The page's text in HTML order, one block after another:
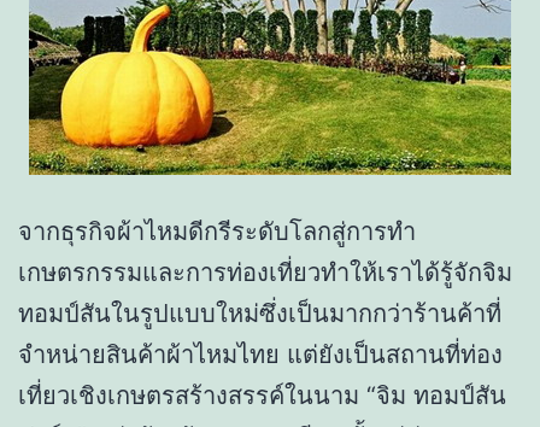
จากธุรกิจผ้าไหมดีกรีระดับโลกสู่การทำ
เกษตรกรรมและการท่องเที่ยวทำให้เราได้รู้จักจิม
ทอมป์สันในรูปแบบใหม่ซึ่งเป็นมากกว่าร้านค้าที่
จำหน่ายสินค้าผ้าไหมไทย แต่ยังเป็นสถานที่ท่อง
เที่ยวเชิงเกษตรสร้างสรรค์ในนาม “จิม ทอมป์สัน